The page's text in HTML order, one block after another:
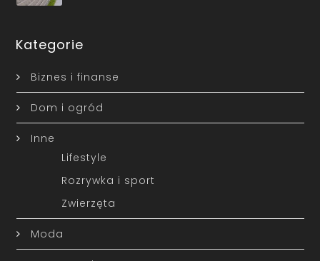
Kategorie
Biznes i finanse
Dom i ogród
Inne
Lifestyle
Rozrywka i sport
Zwierzęta
Moda